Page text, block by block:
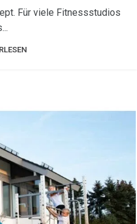
Für viele Fitnessstudios